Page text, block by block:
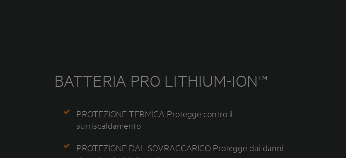
BATTERIA PRO LITHIUM-ION™
PROTEZIONE TERMICA Protegge contro il
surriscaldamento
PROTEZIONE DAL SOVRACCARICO Protegge dai danni